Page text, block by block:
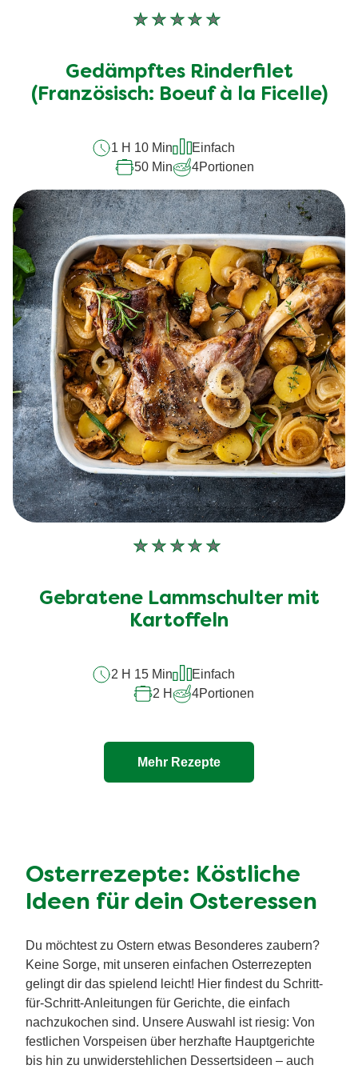
Keine
für
dieses
Gedämpftes Rinderfilet
(Französisch: Boeuf à la Ficelle)
1 H 10 Min
Einfach
50 Min
4Portionen
Keine
für
dieses
Gebratene Lammschulter mit
Kartoffeln
2 H 15 Min
Einfach
2 H
4Portionen
Mehr Rezepte
Osterrezepte: Köstliche
Ideen für dein Osteressen
Du möchtest zu Ostern etwas Besonderes zaubern?
Keine Sorge, mit unseren einfachen Osterrezepten
gelingt dir das spielend leicht! Hier findest du Schritt-
für-Schritt-Anleitungen für Gerichte, die einfach
nachzukochen sind. Unsere Auswahl ist riesig: Von
festlichen Vorspeisen über herzhafte Hauptgerichte
bis hin zu unwiderstehlichen Dessertsideen – auch